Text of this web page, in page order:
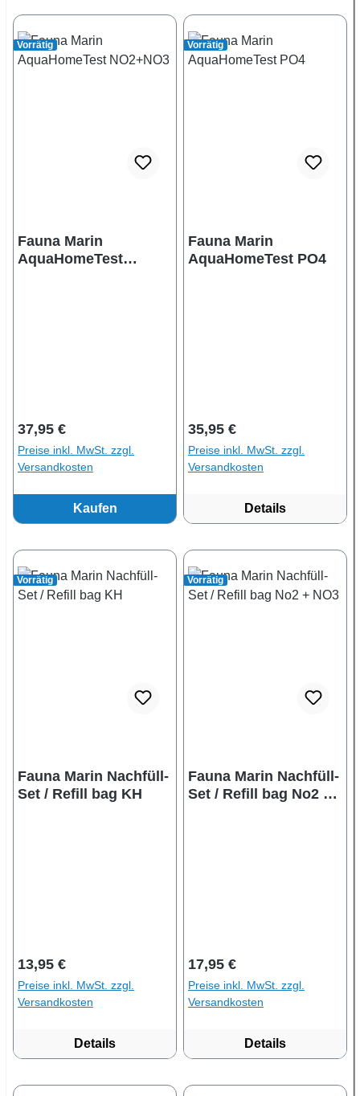
Vorrätig
Fauna Marin
AquaHomeTest
Regulärer Preis:
37,95 €
Preise inkl. MwSt. zzgl.
Versandkosten
Kaufen
Vorrätig
Fauna Marin
AquaHomeTest PO4
Regulärer Preis:
35,95 €
Preise inkl. MwSt. zzgl.
Versandkosten
Details
Vorrätig
Fauna Marin Nachfüll-
Set / Refill bag KH
Regulärer Preis:
13,95 €
Preise inkl. MwSt. zzgl.
Versandkosten
Details
Vorrätig
Fauna Marin Nachfüll-
Set / Refill bag No2 +
Regulärer Preis:
17,95 €
Preise inkl. MwSt. zzgl.
Versandkosten
Details